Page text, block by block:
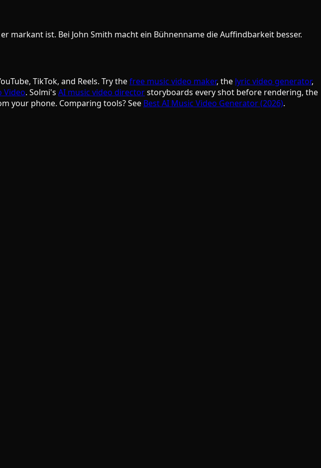
markant ist. Bei John Smith macht ein Bühnenname die Auffindbarkeit besser.
TikTok, and Reels. Try thefree music video maker, the lyric video generator,
Video. Solmi's AI music video directorstoryboards every shot before rendering, the
your phone. Comparing tools? See Best AI Music Video Generator (2026).